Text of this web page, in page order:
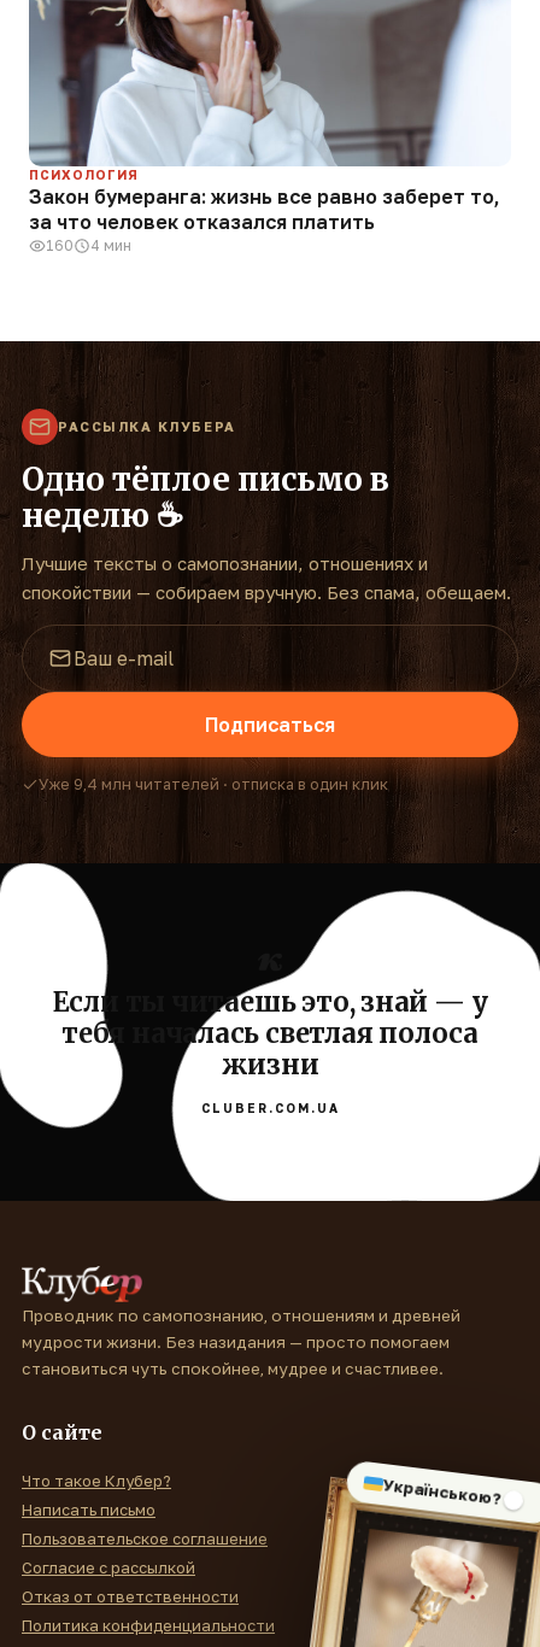
ПСИХОЛОГИЯ
Закон бумеранга: жизнь все равно заберет то,
за что человек отказался платить
160 4 мин
РАССЫЛКА КЛУБЕРА
Одно тёплое письмо в
неделю ☕
Лучшие тексты о самопознании, отношениях и
спокойствии — собираем вручную. Без спама, обещаем.
Подписаться
Уже 9,4 млн читателей · отписка в один клик
Если ты читаешь это, знай — у
тебя началась светлая полоса
жизни
CLUBER.COM.UA
Українською?
Проводник по самопознанию, отношениям и древней
мудрости жизни. Без назидания — просто помогаем
становиться чуть спокойнее, мудрее и счастливее.
О сайте
Что такое Клубер?
Написать письмо
Пользовательское соглашение
Согласие с рассылкой
Отказ от ответственности
Политика конфиденциальности